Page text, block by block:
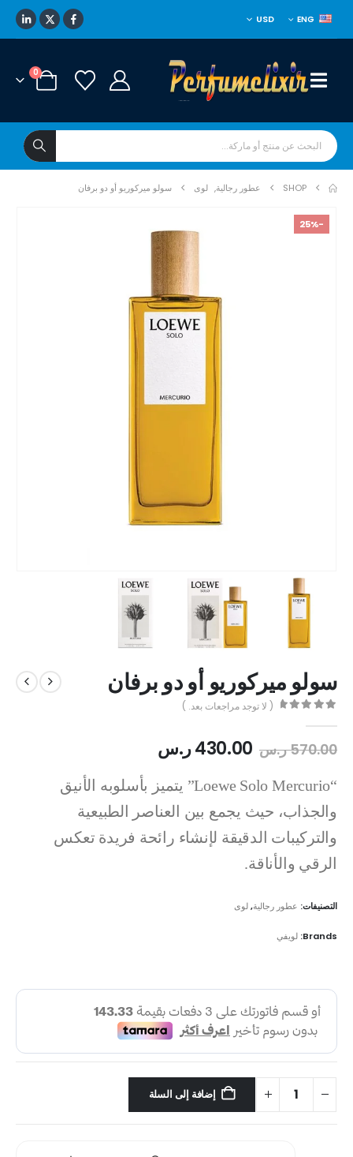
ENG
USD
0
SHOP عطور رجالية, لوى سولو ميركوريو أو دو برفان
-25%
سولو ميركوريو أو دو برفان
( لا توجد مراجعات بعد. )
570.00ر.س 430.00ر.س
“Loewe Solo Mercurio” يتميز بأسلوبه الأنيق
والجذاب، حيث يجمع بين العناصر الطبيعية
والتركيبات الدقيقة لإنشاء رائحة فريدة تعكس
الرقي والأناقة.
التصنيفات: عطور رجالية,لوى
Brands: لويفي
إضافة إلى السلة